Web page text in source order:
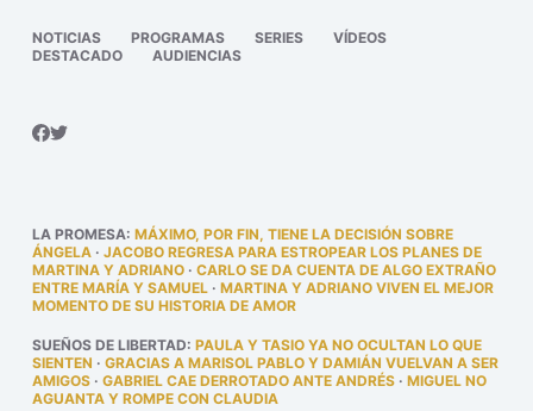
NOTICIAS PROGRAMAS SERIES
VÍDEOS
DESTACADO
AUDIENCIAS
LA PROMESA: MÁXIMO, POR FIN, TIENE LA DECISIÓN SOBRE
ÁNGELA· JACOBO REGRESA PARA ESTROPEAR LOS PLANES DE
MARTINA Y ADRIANO· CARLO SE DA CUENTA DE ALGO EXTRAÑO
ENTRE MARÍA Y SAMUEL· MARTINA Y ADRIANO VIVEN EL MEJOR
MOMENTO DE SU HISTORIA DE AMOR
SUEÑOS DE LIBERTAD: PAULA Y TASIO YA NO OCULTAN LO QUE
SIENTEN · GRACIAS A MARISOL PABLO Y DAMIÁN VUELVAN A SER
AMIGOS· GABRIEL CAE DERROTADO ANTE ANDRÉS· MIGUEL NO
AGUANTA Y ROMPE CON CLAUDIA